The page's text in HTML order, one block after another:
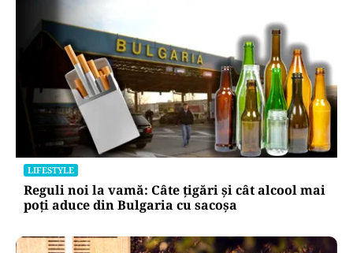
LIFESTYLE
Reguli noi la vamă: Câte țigări și cât alcool mai
poți aduce din Bulgaria cu sacoșa